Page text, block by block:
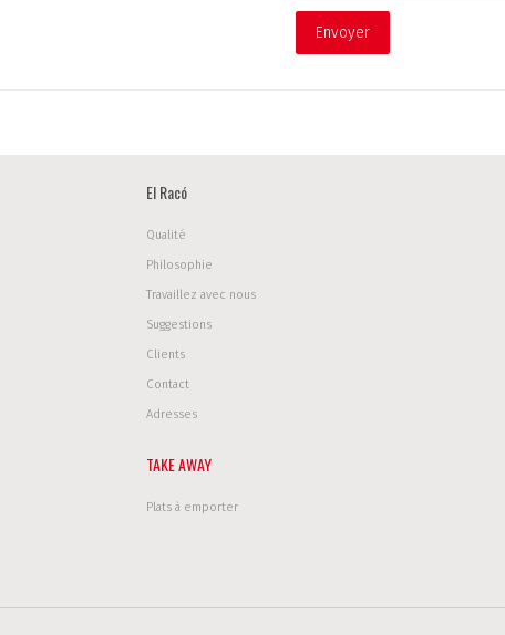
El Racó
Qualité
Philosophie
Travaillez avec nous
Suggestions
Clients
Contact
Adresses
TAKE AWAY
Plats à emporter